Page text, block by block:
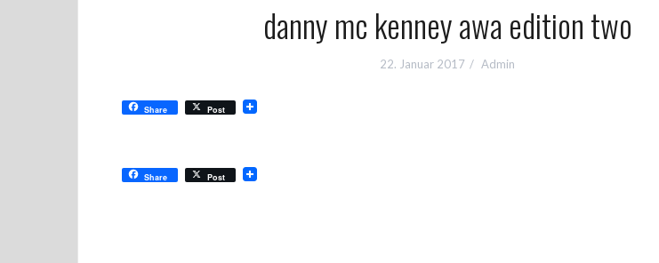
danny mc kenney awa edition two
22. Januar 2017 Admin
Share Post
Share Post